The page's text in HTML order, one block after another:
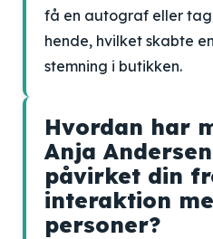
få en autograf eller
hende, hvilket skabte
stemning i butikken.
Hvordan har
Anja
påvirket din
interaktion
personer?